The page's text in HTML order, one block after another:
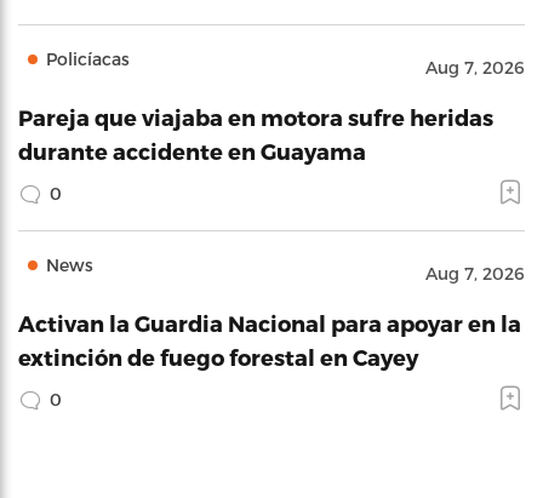
Policíacas Aug 7, 2026
Pareja que viajaba en motora sufre heridas
durante accidente en Guayama
0
News Aug 7, 2026
Activan la Guardia Nacional para apoyar en la
extinción de fuego forestal en Cayey
0